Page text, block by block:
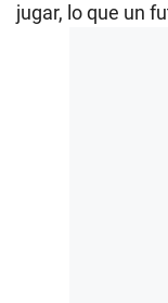
jugar, lo que un